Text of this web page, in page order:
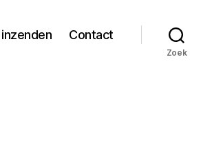
Contact
Zoek